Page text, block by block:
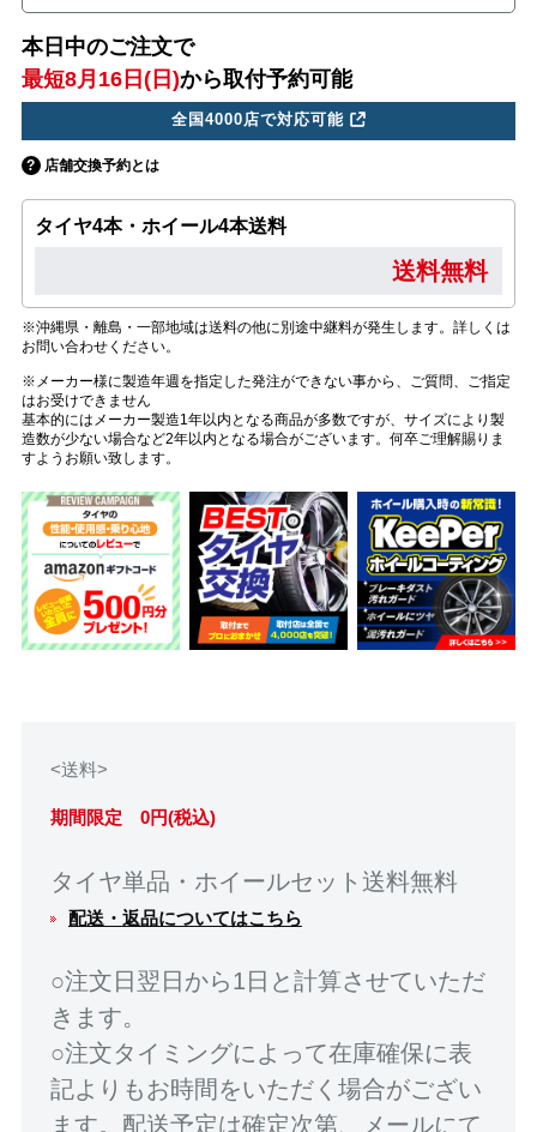
本日中のご注文で
最短8月16日(日)から取付予約可能
全国4000店で対応可能
店舗交換予約とは
タイヤ4本・ホイール4本送料
送料無料
※沖縄県・離島・一部地域は送料の他に別途中継料が発生します。詳しくは
お問い合わせください。
※メーカー様に製造年週を指定した発注ができない事から、ご質問、ご指定
はお受けできません
基本的にはメーカー製造1年以内となる商品が多数ですが、サイズにより製
造数が少ない場合など2年以内となる場合がございます。何卒ご理解賜りま
すようお願い致します。
<送料>
期間限定 0円(税込)
タイヤ単品・ホイールセット送料無料
配送・返品についてはこちら
○注文日翌日から1日と計算させていただ
きます。
○注文タイミングによって在庫確保に表
記よりもお時間をいただく場合がござい
ます。配送予定は確定次第、メールにて